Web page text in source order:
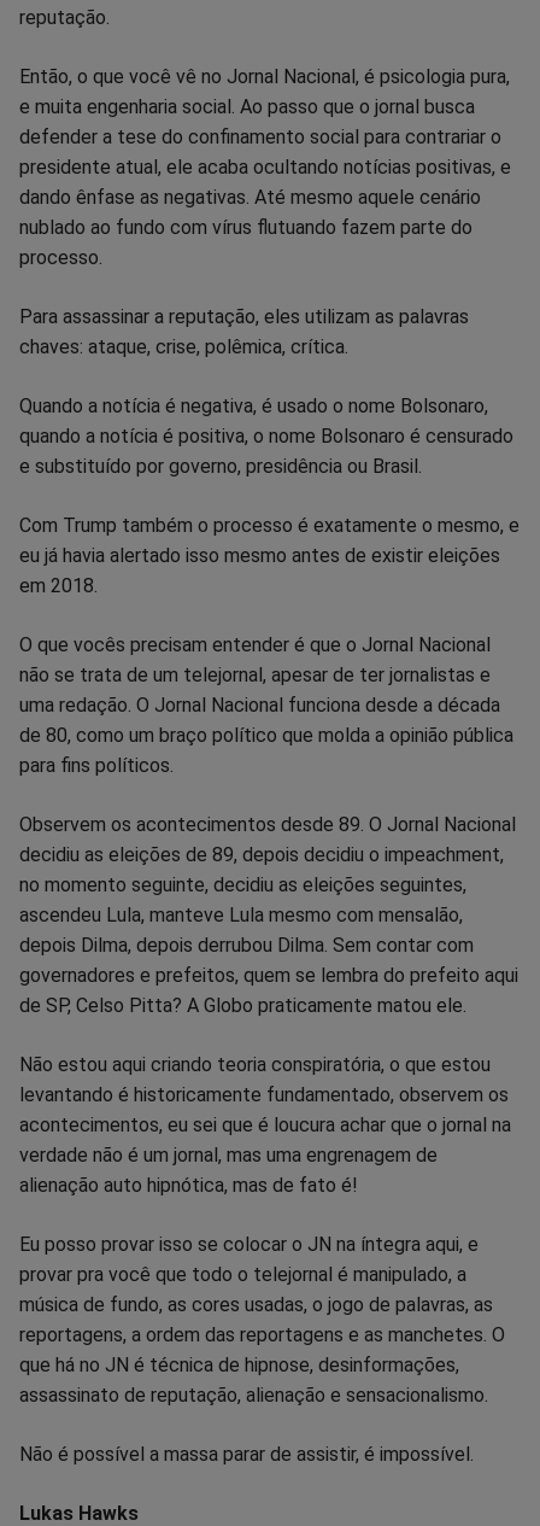
reputação.
Então, o que você vê no Jornal Nacional, é psicologia pura,
e muita engenharia social. Ao passo que o jornal busca
defender a tese do confinamento social para contrariar o
presidente atual, ele acaba ocultando notícias positivas, e
dando ênfase as negativas. Até mesmo aquele cenário
nublado ao fundo com vírus flutuando fazem parte do
processo.
Para assassinar a reputação, eles utilizam as palavras
chaves: ataque, crise, polêmica, crítica.
Quando a notícia é negativa, é usado o nome Bolsonaro,
quando a notícia é positiva, o nome Bolsonaro é censurado
e substituído por governo, presidência ou Brasil.
Com Trump também o processo é exatamente o mesmo, e
eu já havia alertado isso mesmo antes de existir eleições
em 2018.
O que vocês precisam entender é que o Jornal Nacional
não se trata de um telejornal, apesar de ter jornalistas e
uma redação. O Jornal Nacional funciona desde a década
de 80, como um braço político que molda a opinião pública
para fins políticos.
Observem os acontecimentos desde 89. O Jornal Nacional
decidiu as eleições de 89, depois decidiu o impeachment,
no momento seguinte, decidiu as eleições seguintes,
ascendeu Lula, manteve Lula mesmo com mensalão,
depois Dilma, depois derrubou Dilma. Sem contar com
governadores e prefeitos, quem se lembra do prefeito aqui
de SP, Celso Pitta? A Globo praticamente matou ele.
Não estou aqui criando teoria conspiratória, o que estou
levantando é historicamente fundamentado, observem os
acontecimentos, eu sei que é loucura achar que o jornal na
verdade não é um jornal, mas uma engrenagem de
alienação auto hipnótica, mas de fato é!
Eu posso provar isso se colocar o JN na íntegra aqui, e
provar pra você que todo o telejornal é manipulado, a
música de fundo, as cores usadas, o jogo de palavras, as
reportagens, a ordem das reportagens e as manchetes. O
que há no JN é técnica de hipnose, desinformações,
assassinato de reputação, alienação e sensacionalismo.
Não é possível a massa parar de assistir, é impossível.
Lukas Hawks